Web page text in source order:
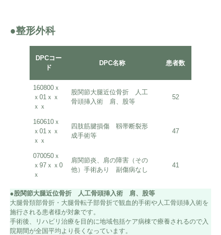
●整形外科
DPCコー
ド
DPC名称 患者数
160800ｘ
ｘ01ｘｘ
ｘｘ
股関節大腿近位骨折 人工
骨頭挿入術 肩、股等
52
160610ｘ
ｘ01ｘｘ
ｘｘ
四肢筋腱損傷 靱帯断裂形
成手術等
47
070050ｘ
ｘ97ｘｘ0
ｘ
肩関節炎、肩の障害（その
他）手術あり 副傷病なし
41
●股関節大腿近位骨折 人工骨頭挿入術 肩、股等
大腿骨頚部骨折・大腿骨転子部骨折で観血的手術や人工骨頭挿入術を
施行される患者様が対象です。
手術後、リハビリ治療を目的に地域包括ケア病棟で療養されるので入
院期間が全国平均より長くなっています。